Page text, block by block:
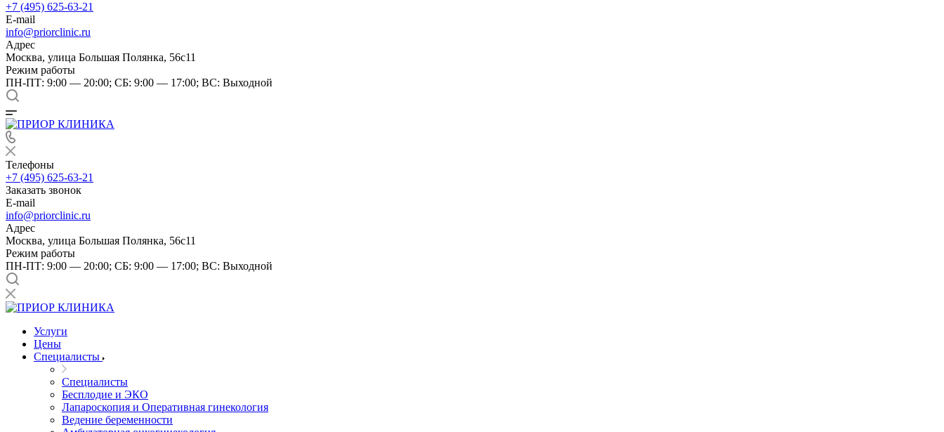
+7 (495) 625-63-21
E-mail
info@priorclinic.ru
Адрес
Москва, улица Большая Полянка, 56с11
Режим работы
ПН-ПТ: 9:00 — 20:00; СБ: 9:00 — 17:00; ВС: Выходной
Телефоны
+7 (495) 625-63-21
Заказать звонок
E-mail
info@priorclinic.ru
Адрес
Москва, улица Большая Полянка, 56с11
Режим работы
ПН-ПТ: 9:00 — 20:00; СБ: 9:00 — 17:00; ВС: Выходной
Услуги
Цены
Специалисты
Специалисты
Бесплодие и ЭКО
Лапароскопия и Оперативная гинекология
Ведение беременности